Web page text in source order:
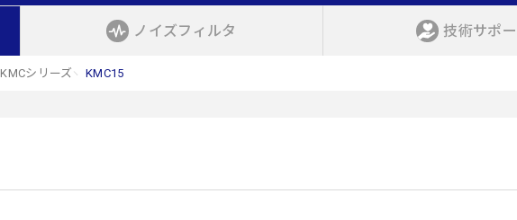
ノイズフィルタ 技術サポ
KMCシリーズ KMC15